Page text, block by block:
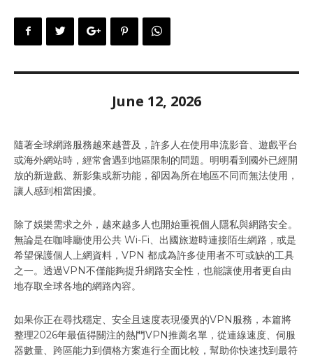
June 12, 2026
隨著全球網路服務越來越普及，許多人在使用串流影音、遊戲平台
或海外網站時，經常會遇到地區限制的問題。明明看到國外已經開
放的新遊戲、新影集或新功能，卻因為所在地區不同而無法使用，
讓人感到相當困擾。
除了娛樂需求之外，越來越多人也開始重視個人隱私與網路安全。
無論是在咖啡廳使用公共 Wi-Fi、出國旅遊時連接陌生網路，或是
希望保護個人上網資料，VPN 都成為許多使用者不可或缺的工具
之一。透過VPN不僅能夠提升網路安全性，也能讓使用者更自由
地存取全球各地的網路內容。
如果你正在尋找穩定、安全且速度表現優異的VPN服務，本篇將
整理2026年最值得關注的熱門VPN推薦名單，從連線速度、伺服
器數量、跨區能力到價格方案進行全面比較，幫助你快速找到最符